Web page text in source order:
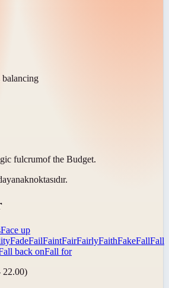
fulcrumof the Budget.
noktasıdır.
Face up
FadeFailFaintFairFairlyFaithFakeFallFall
back onFall for
22.00)